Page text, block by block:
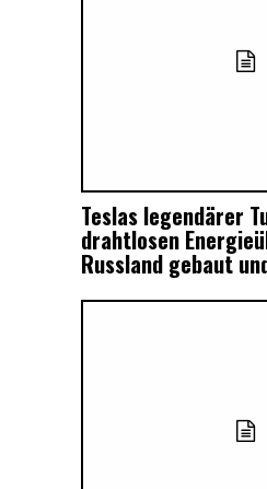
Teslas legendärer
drahtlosen
Russland gebaut